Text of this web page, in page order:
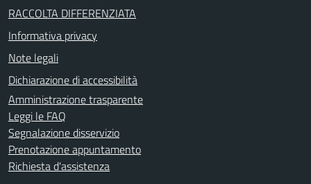
RACCOLTA DIFFERENZIATA
Informativa privacy
Note legali
Dichiarazione di accessibilità
Amministrazione trasparente
Leggi le FAQ
Segnalazione disservizio
Prenotazione appuntamento
Richiesta d'assistenza